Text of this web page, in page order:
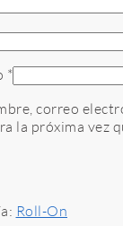
*
correo
la próxima vez
Roll-On